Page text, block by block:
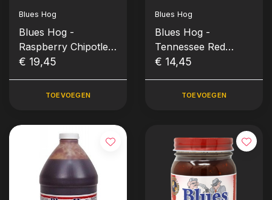
Blues Hog
Blues Hog -
Raspberry Chipotle
sauce - Squeeze
(709gr-25oz)
€ 19,45
TOEVOEGEN
Blues Hog
Blues Hog -
Tennessee Red
Sauce - Squeeze
(652gr-23oz)
€ 14,45
TOEVOEGEN